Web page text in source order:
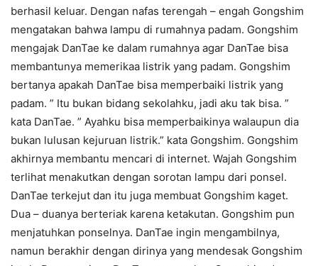
berhasil keluar. Dengan nafas terengah – engah Gongshim
mengatakan bahwa lampu di rumahnya padam. Gongshim
mengajak DanTae ke dalam rumahnya agar DanTae bisa
membantunya memerikaa listrik yang padam. Gongshim
bertanya apakah DanTae bisa memperbaiki listrik yang
padam. ” Itu bukan bidang sekolahku, jadi aku tak bisa. ”
kata DanTae. ” Ayahku bisa memperbaikinya walaupun dia
bukan lulusan kejuruan listrik.” kata Gongshim. Gongshim
akhirnya membantu mencari di internet. Wajah Gongshim
terlihat menakutkan dengan sorotan lampu dari ponsel.
DanTae terkejut dan itu juga membuat Gongshim kaget.
Dua – duanya berteriak karena ketakutan. Gongshim pun
menjatuhkan ponselnya. DanTae ingin mengambilnya,
namun berakhir dengan dirinya yang mendesak Gongshim